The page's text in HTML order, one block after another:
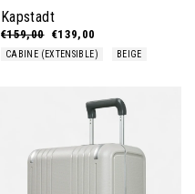
Kapstadt
Prix régulier
€159,00 Prix réduit
€139,00
CABINE (EXTENSIBLE) BEIGE